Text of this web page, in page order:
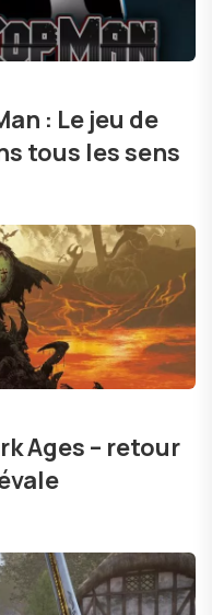
: Le jeu de
tous les sens
Ages – retour